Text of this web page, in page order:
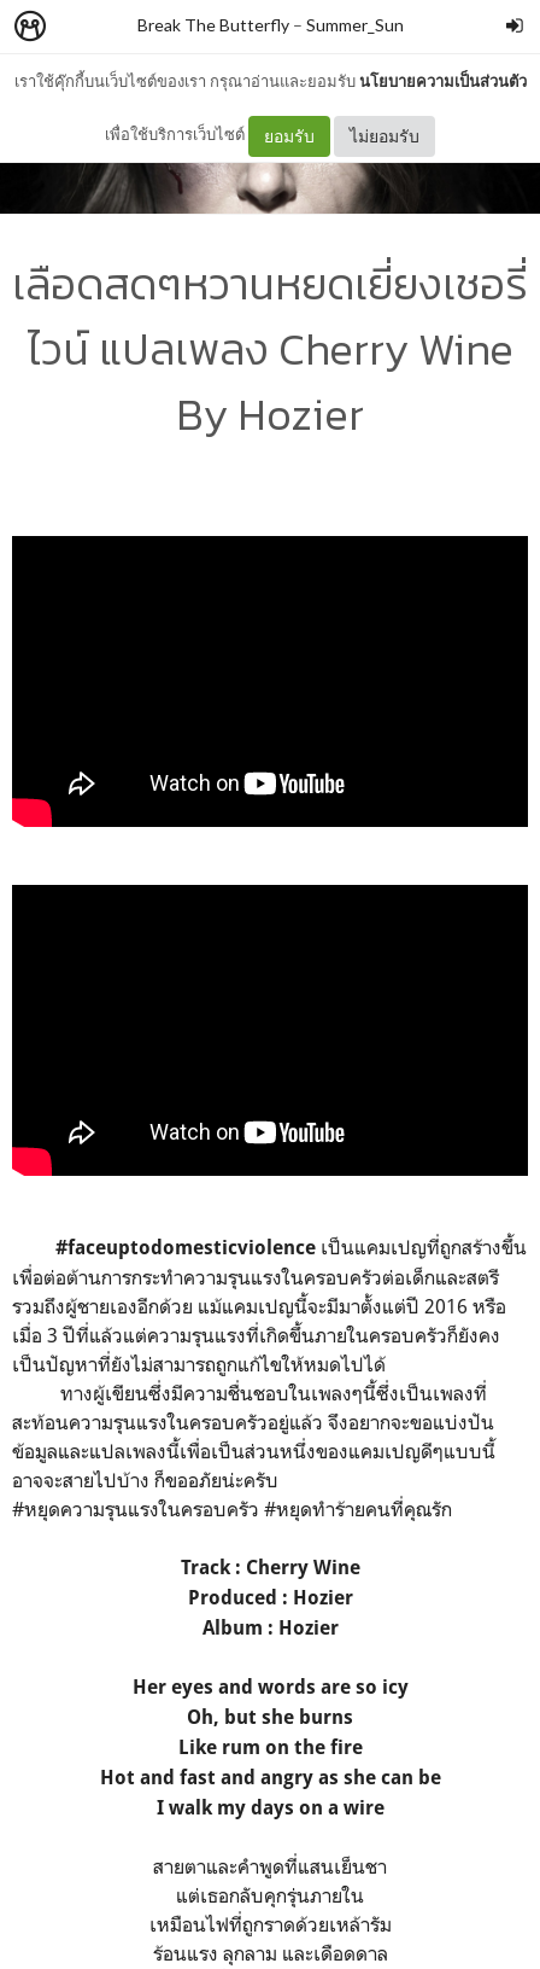
เราใช้คุ๊กกี้บนเว็บไซต์ของเรา กรุณาอ่านและยอมรับนโยบายความเป็นส่วนตัว
เพื่อใช้บริการเว็บไซต์ ยอมรับ ไม่ยอมรับ
Break The Butterfly– Summer_Sun
เลือดสดๆหวานหยดเยี่ยงเชอรี่
ไวน์ แปลเพลง Cherry Wine
By Hozier
#faceuptodomesticviolence เป็นแคมเปญที่ถูกสร้างขึ้น
เพื่อต่อต้านการกระทำความรุนแรงในครอบครัวต่อเด็กและสตรี
รวมถึงผู้ชายเองอีกด้วย แม้แคมเปญนี้จะมีมาตั้งแต่ปี 2016 หรือ
เมื่อ 3 ปีที่แล้วแต่ความรุนแรงที่เกิดขึ้นภายในครอบครัวก็ยังคง
เป็นปัญหาที่ยังไม่สามารถถูกแก้ไขให้หมดไปได้
ทางผู้เขียนซึ่งมีความชื่นชอบในเพลงๆนี้ซึ่งเป็นเพลงที่
สะท้อนความรุนแรงในครอบครัวอยู่แล้ว จึงอยากจะขอแบ่งปัน
ข้อมูลและแปลเพลงนี้เพื่อเป็นส่วนหนึ่งของแคมเปญดีๆแบบนี้
อาจจะสายไปบ้าง ก็ขออภัยน่ะครับ
#หยุดความรุนแรงในครอบครัว #หยุดทำร้ายคนที่คุณรัก
Track : Cherry Wine
Produced : Hozier
Album : Hozier
Her eyes and words are so icy
Oh, but she burns
Like rum on the fire
Hot and fast and angry as she can be
I walk my days on a wire
สายตาและคำพูดที่แสนเย็นชา
แต่เธอกลับคุกรุ่นภายใน
เหมือนไฟที่ถูกราดด้วยเหล้ารัม
ร้อนแรง ลุกลาม และเดือดดาล